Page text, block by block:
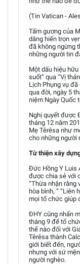
(Tin Vatican -
Tấm gương của
dâng hiến trọn
đã không ngừng
những người tin
Một dấu hiệu
suốt” qua “Vị
Lịch Phụng vụ
qua đời, ngày 5
niệm Ngày Quốc
Nghị quyết được
tháng 12 năm
Mẹ Têrêsa như
cho những người
Từ thiện xây
Đức Hồng Y Luis
được chia sẻ với
“Thừa nhận rằng
hòa bình, ” “Liên
mọi tổ chức giúp
ĐHY cũng nhấn
tháng 9 để tổ
thế nào đối với
Têrêsa thành
giới biết đến,
nhưng với sứ
người nghèo.